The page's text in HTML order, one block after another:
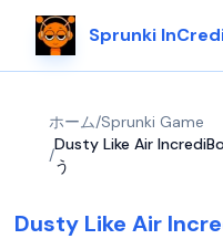
Sprunki
ホーム/Sprunki Game
/
Dusty Like Air
う
Dusty Like Air